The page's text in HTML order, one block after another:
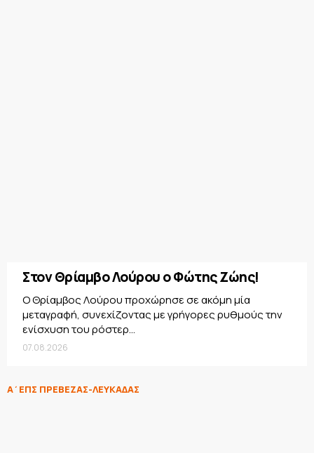
Στον Θρίαμβο Λούρου ο Φώτης Ζώης!
Ο Θρίαμβος Λούρου προχώρησε σε ακόμη μία
μεταγραφή, συνεχίζοντας με γρήγορες ρυθμούς την
ενίσχυση του ρόστερ...
07.08.2026
Α΄ΕΠΣ ΠΡΕΒΕΖΑΣ-ΛΕΥΚΑΔΑΣ